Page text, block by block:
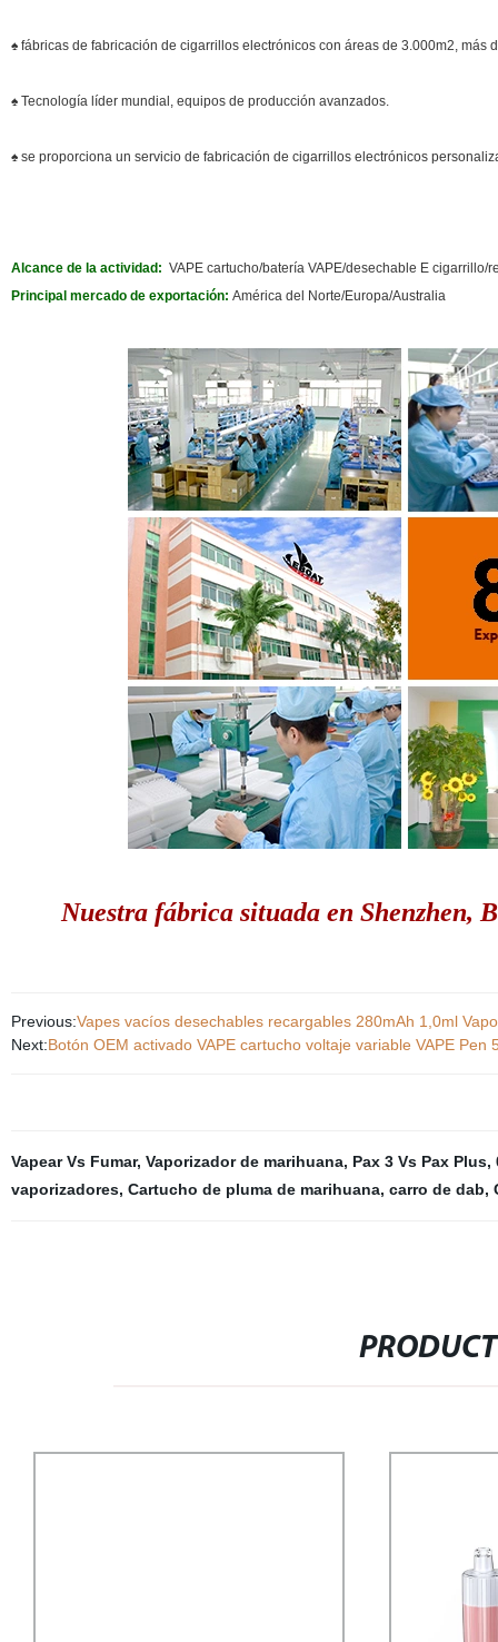
♠ fábricas de fabricación de cigarrillos electrónicos con áreas de 3.000m2, más
♠ Tecnología líder mundial, equipos de producción avanzados.
♠ se proporciona un servicio de fabricación de cigarrillos electrónicos
Alcance de la actividad: VAPE cartucho/batería VAPE/desechable E cigarrillo/
Principal mercado de exportación: América del Norte/Europa/Australia
Nuestra fábrica situada en Shenzhen,
Previous:Vapes vacíos desechables recargables 280mAh 1,0ml
Next:Botón OEM activado VAPE cartucho voltaje variable VAPE Pen
Vapear Vs Fumar, Vaporizador de marihuana, Pax 3 Vs Pax Plus,
vaporizadores, Cartucho de pluma de marihuana, carro de dab,